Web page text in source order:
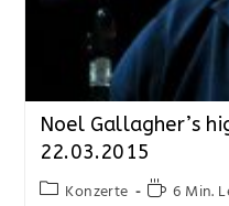
Noel Gallagher’s
22.03.2015
Konzerte 6 Min.